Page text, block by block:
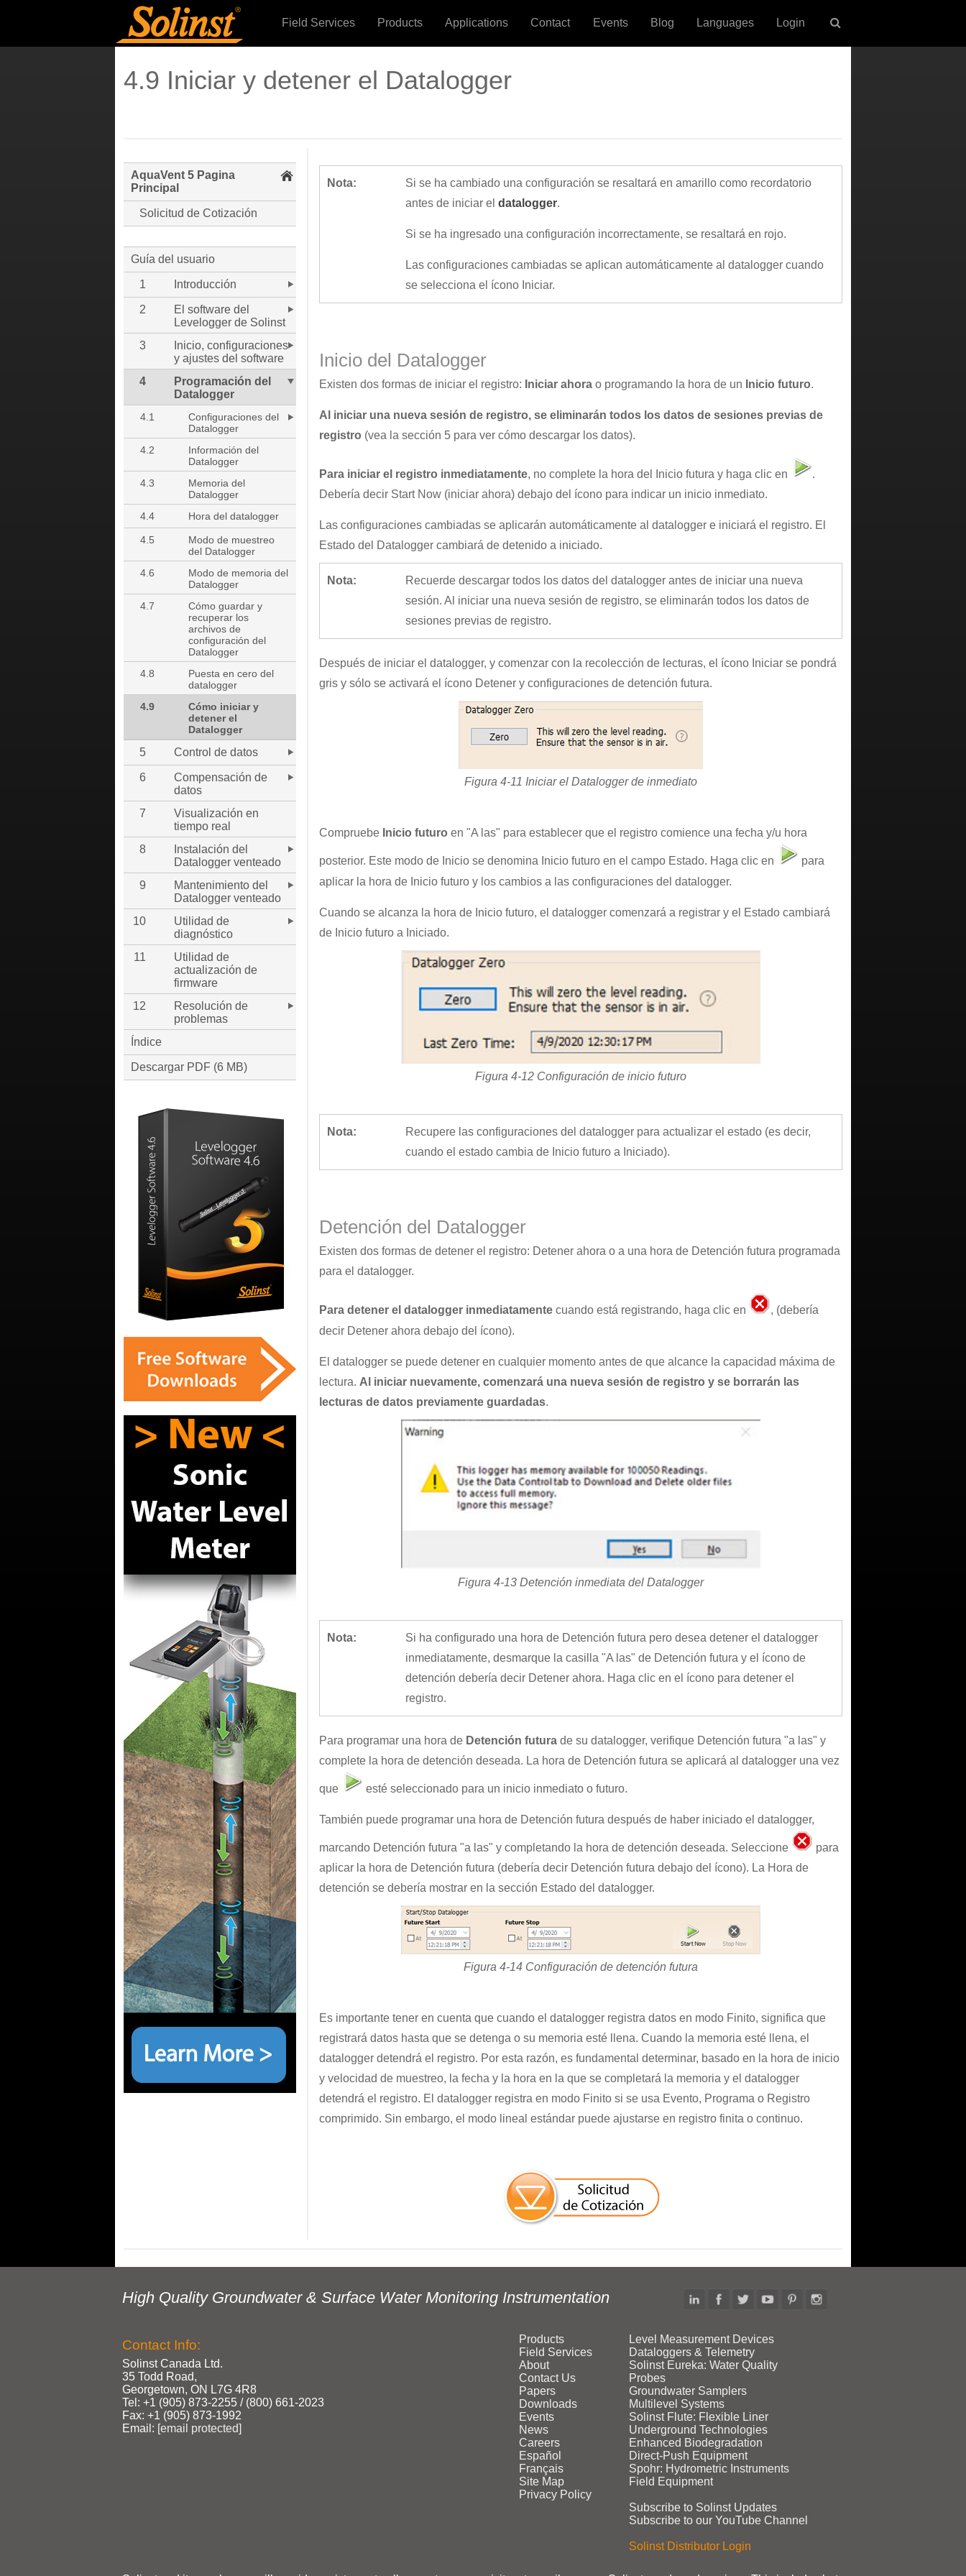
Field Services Products Applications Contact Events Blog Languages Login
4.9 Iniciar y detener el Datalogger
Nota:
Si se ha cambiado una configuración se resaltará en amarillo como recordatorio
antes de iniciar el datalogger.
Si se ha ingresado una configuración incorrectamente, se resaltará en rojo.
Las configuraciones cambiadas se aplican automáticamente al datalogger cuando
se selecciona el ícono Iniciar.
Inicio del Datalogger
Existen dos formas de iniciar el registro: Iniciar ahora o programando la hora de un Inicio futuro.
Al iniciar una nueva sesión de registro, se eliminarán todos los datos de sesiones previas de
registro (vea la sección 5 para ver cómo descargar los datos).
Para iniciar el registro inmediatamente, no complete la hora del Inicio futura y haga clic en
.
Debería decir Start Now (iniciar ahora) debajo del ícono para indicar un inicio inmediato.
Las configuraciones cambiadas se aplicarán automáticamente al datalogger e iniciará el registro. El
Estado del Datalogger cambiará de detenido a iniciado.
Nota:
Recuerde descargar todos los datos del datalogger antes de iniciar una nueva
sesión. Al iniciar una nueva sesión de registro, se eliminarán todos los datos de
sesiones previas de registro.
Después de iniciar el datalogger, y comenzar con la recolección de lecturas, el ícono Iniciar se pondrá
gris y sólo se activará el ícono Detener y configuraciones de detención futura.
Figura 4-11 Iniciar el Datalogger de inmediato
Compruebe Inicio futuro en "A las" para establecer que el registro comience una fecha y/u hora
posterior. Este modo de Inicio se denomina Inicio futuro en el campo Estado. Haga clic en
para
aplicar la hora de Inicio futuro y los cambios a las configuraciones del datalogger.
Cuando se alcanza la hora de Inicio futuro, el datalogger comenzará a registrar y el Estado cambiará
de Inicio futuro a Iniciado.
Figura 4-12 Configuración de inicio futuro
Nota:
Recupere las configuraciones del datalogger para actualizar el estado (es decir,
cuando el estado cambia de Inicio futuro a Iniciado).
Detención del Datalogger
Existen dos formas de detener el registro: Detener ahora o a una hora de Detención futura programada
para el datalogger.
Para detener el datalogger inmediatamente cuando está registrando, haga clic en
, (debería
decir Detener ahora debajo del ícono).
El datalogger se puede detener en cualquier momento antes de que alcance la capacidad máxima de
lectura. Al iniciar nuevamente, comenzará una nueva sesión de registro y se borrarán las
lecturas de datos previamente guardadas.
Figura 4-13 Detención inmediata del Datalogger
Nota:
Si ha configurado una hora de Detención futura pero desea detener el datalogger
inmediatamente, desmarque la casilla "A las" de Detención futura y el ícono de
detención debería decir Detener ahora. Haga clic en el ícono para detener el
registro.
Para programar una hora de Detención futura de su datalogger, verifique Detención futura "a las" y
complete la hora de detención deseada. La hora de Detención futura se aplicará al datalogger una vez
que esté seleccionado para un inicio inmediato o futuro.
También puede programar una hora de Detención futura después de haber iniciado el datalogger,
marcando Detención futura "a las" y completando la hora de detención deseada. Seleccione
para
aplicar la hora de Detención futura (debería decir Detención futura debajo del ícono). La Hora de
detención se debería mostrar en la sección Estado del datalogger.
Figura 4-14 Configuración de detención futura
Es importante tener en cuenta que cuando el datalogger registra datos en modo Finito, significa que
registrará datos hasta que se detenga o su memoria esté llena. Cuando la memoria esté llena, el
datalogger detendrá el registro. Por esta razón, es fundamental determinar, basado en la hora de inicio
y velocidad de muestreo, la fecha y la hora en la que se completará la memoria y el datalogger
detendrá el registro. El datalogger registra en modo Finito si se usa Evento, Programa o Registro
comprimido. Sin embargo, el modo lineal estándar puede ajustarse en registro finita o continuo.
AquaVent 5 Pagina
Principal
Solicitud de Cotización
Guía del usuario
1 Introducción
2
El software del
Levelogger de Solinst
3
Inicio, configuraciones
y ajustes del software
4
Programación del
Datalogger
4.1
Configuraciones del
Datalogger
4.2
Información del
Datalogger
4.3
Memoria del
Datalogger
4.4
Hora del datalogger
4.5
Modo de muestreo
del Datalogger
4.6
Modo de memoria del
Datalogger
4.7
Cómo guardar y
recuperar los
archivos de
configuración del
Datalogger
4.8
Puesta en cero del
datalogger
4.9
Cómo iniciar y
detener el
Datalogger
5 Control de datos
6
Compensación de
datos
7
Visualización en
tiempo real
8
Instalación del
Datalogger venteado
9
Mantenimiento del
Datalogger venteado
10
Utilidad de
diagnóstico
11
Utilidad de
actualización de
firmware
12
Resolución de
problemas
Índice
Descargar PDF (6 MB)
High Quality Groundwater & Surface Water Monitoring Instrumentation
Contact Info:
Solinst Canada Ltd.
35 Todd Road,
Georgetown, ON L7G 4R8
Tel: +1 (905) 873‑2255 / (800) 661‑2023
Fax: +1 (905) 873‑1992
Email: [email protected]
Products
Field Services
About
Contact Us
Papers
Downloads
Events
News
Careers
Español
Français
Site Map
Privacy Policy
Level Measurement Devices
Dataloggers & Telemetry
Solinst Eureka: Water Quality
Probes
Groundwater Samplers
Multilevel Systems
Solinst Flute: Flexible Liner
Underground Technologies
Enhanced Biodegradation
Direct‑Push Equipment
Spohr: Hydrometric Instruments
Field Equipment
Subscribe to Solinst Updates
Subscribe to our YouTube Channel
Solinst Distributor Login